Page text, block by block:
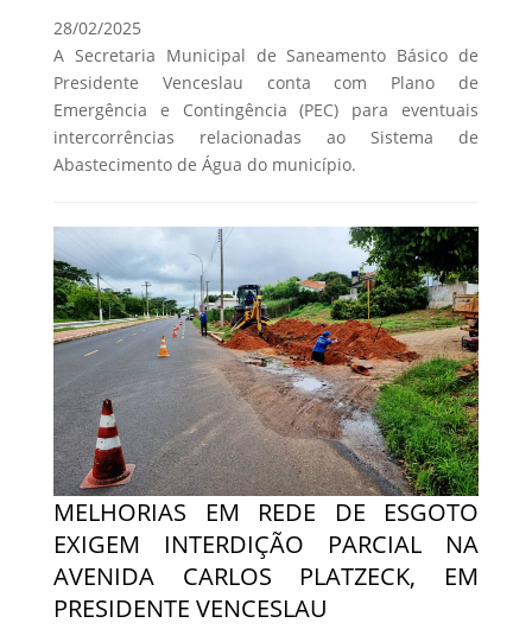
28/02/2025
A Secretaria Municipal de Saneamento Básico de
Presidente Venceslau conta com Plano de
Emergência e Contingência (PEC) para eventuais
intercorrências relacionadas ao Sistema de
Abastecimento de Água do município.
MELHORIAS EM REDE DE ESGOTO
EXIGEM INTERDIÇÃO PARCIAL NA
AVENIDA CARLOS PLATZECK, EM
PRESIDENTE VENCESLAU